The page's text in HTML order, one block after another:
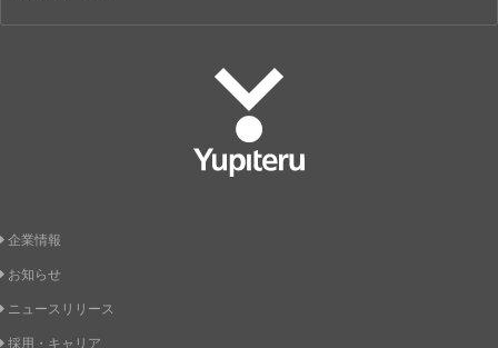
企業情報
お知らせ
ニュースリリース
採用・キャリア